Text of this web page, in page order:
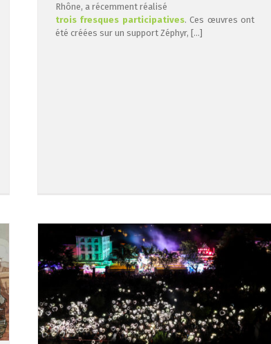
Rhône, a récemment réalisé
trois fresques participatives. Ces œuvres ont
été créées sur un support Zéphyr, […]
URBAN SHOW 3 – Warm Up #1
Actualités Évènements Urban Show